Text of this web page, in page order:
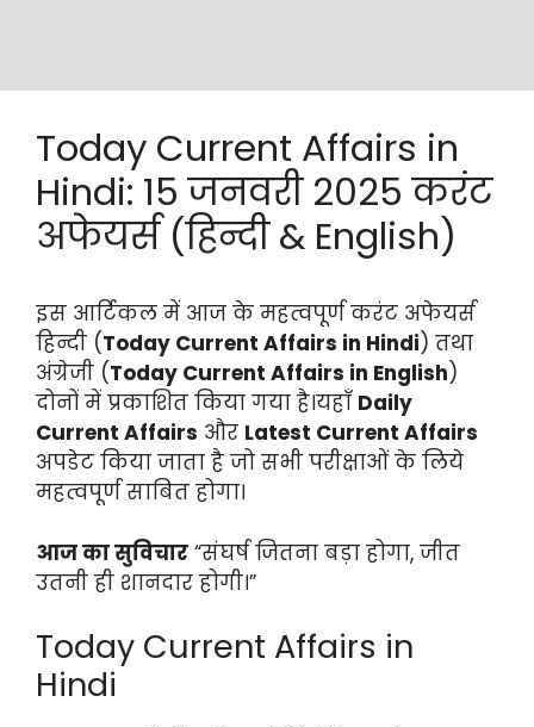
Today Current Affairs in
Hindi: 15 जनवरी 2025 करंट
अफेयर्स (हिन्दी & English)
इस आर्टिकल में आज के महत्वपूर्ण करंट अफेयर्स
हिन्दी (Today Current Affairs in Hindi) तथा
अंग्रेजी (Today Current Affairs in English)
दोनों में प्रकाशित किया गया है।यहाँ Daily
Current Affairs और Latest Current Affairs
अपडेट किया जाता है जो सभी परीक्षाओं के लिये
महत्वपूर्ण साबित होगा।
आज का सुविचार “संघर्ष जितना बड़ा होगा, जीत
उतनी ही शानदार होगी।”
Today Current Affairs in
Hindi